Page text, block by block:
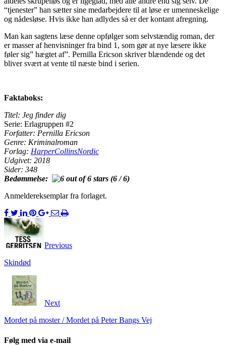
“tjenester” han sætter sine medarbejdere til at løse er umenneskelige
og nådesløse. Hvis ikke han adlydes så er der kontant afregning.
Man kan sagtens læse denne opfølger som selvstændig roman, der
er masser af henvisninger fra bind 1, som gør at nye læsere ikke
føler sig” hægtet af”. Pernilla Ericson skriver blændende og det
bliver svært at vente til næste bind i serien.
Faktaboks:
Titel: Jeg finder dig
Serie: Erlagruppen #2
Forfatter: Pernilla Ericson
Genre: Kriminalroman
Forlag: HarperCollinsNordic
Udgivet: 2018
Sider: 348
Bedømmelse:
(6 / 6)
Anmeldereksemplar fra forlaget.
Previous
Skindød
Next
Mordet på moster / Mordet på Peter Bangs Vej
Følg med via e-mail